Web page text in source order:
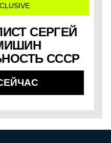
СЕРГЕЙ
СССР